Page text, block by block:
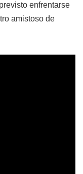
enfrentarse
amistoso de